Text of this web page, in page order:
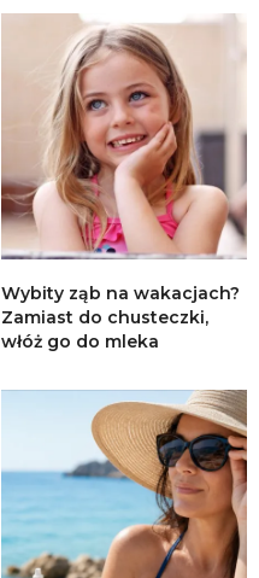
Wybity ząb na wakacjach?
Zamiast do chusteczki,
włóż go do mleka